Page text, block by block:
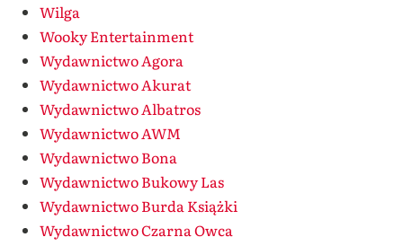
Wilga
Wooky Entertainment
Wydawnictwo Agora
Wydawnictwo Akurat
Wydawnictwo Albatros
Wydawnictwo AWM
Wydawnictwo Bona
Wydawnictwo Bukowy Las
Wydawnictwo Burda Książki
Wydawnictwo Czarna Owca